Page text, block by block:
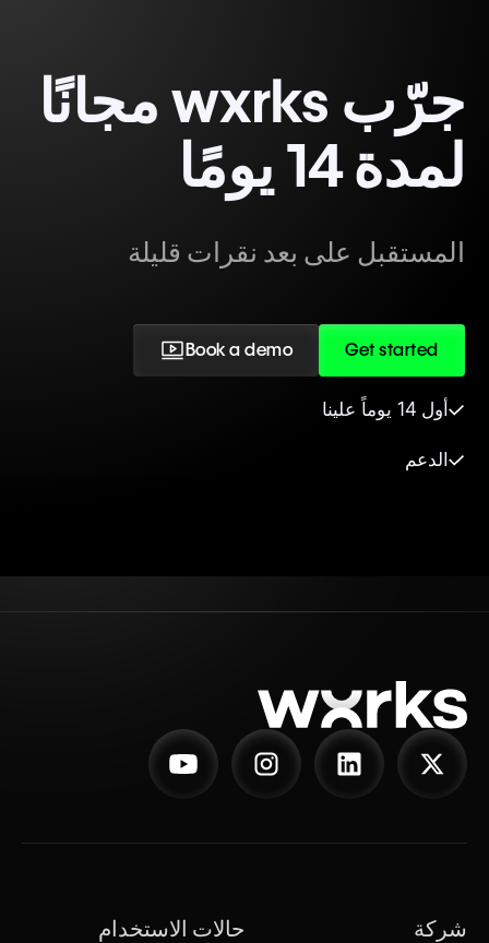
جرّب wxrks مجانًا
لمدة 14 يومًا
المستقبل على بعد نقرات قليلة
Get started
Book a demo
أول 14 يوماً علينا
الدعم
شركة حالات الاستخدام